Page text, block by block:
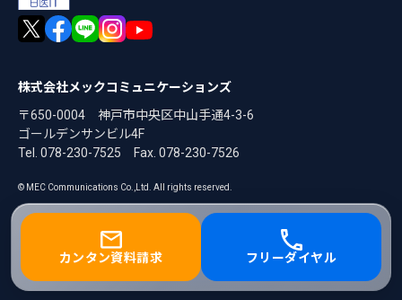
カンタン資料請求 フリーダイヤル
株式会社メックコミュニケーションズ
〒650-0004 神戸市中央区中山手通4-3-6
ゴールデンサンビル4F
Tel. 078-230-7525
Fax. 078-230-7526
© MEC Communications Co.,Ltd. All rights reserved.